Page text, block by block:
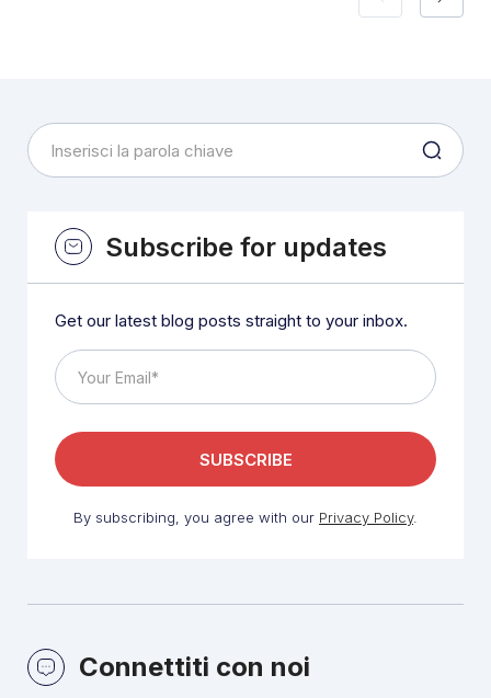
Subscribe for updates
Get our latest blog posts straight to your inbox.
By subscribing, you agree with our Privacy Policy.
Connettiti con noi